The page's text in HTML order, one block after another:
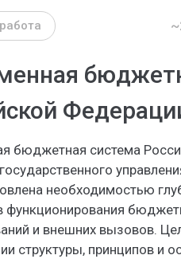
бюджетная система
необходимостью
функционирования
и внешних вызовов.
структуры, принципов и